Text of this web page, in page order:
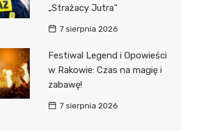
„Strażacy Jutra”
7 sierpnia 2026
Festiwal Legend i Opowieści
w Rakowie: Czas na magię i
zabawę!
7 sierpnia 2026